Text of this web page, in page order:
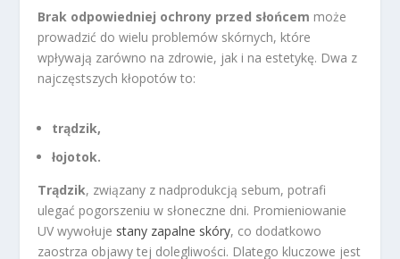
Brak odpowiedniej ochrony przed słońcem może
prowadzić do wielu problemów skórnych, które
wpływają zarówno na zdrowie, jak i na estetykę. Dwa z
najczęstszych kłopotów to:
trądzik,
łojotok.
Trądzik, związany z nadprodukcją sebum, potrafi
ulegać pogorszeniu w słoneczne dni. Promieniowanie
UV wywołuje stany zapalne skóry, co dodatkowo
zaostrza objawy tej dolegliwości. Dlatego kluczowe jest